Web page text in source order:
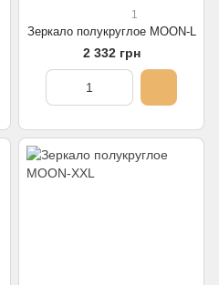
1
Зеркало полукруглое MOON-L
2 332 грн